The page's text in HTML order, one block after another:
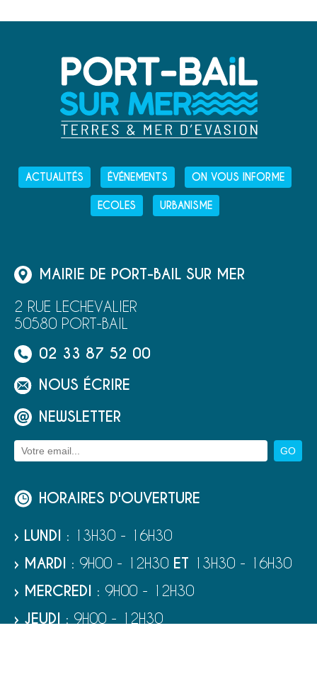
ACTUALITÉS ÉVÉNEMENTS ON VOUS INFORME
ECOLES URBANISME
MAIRIE DE PORT-BAIL SUR MER
2 RUE LECHEVALIER
50580 PORT-BAIL
02 33 87 52 00
NOUS ÉCRIRE
NEWSLETTER
HORAIRES D'OUVERTURE
› LUNDI : 13H30 - 16H30
› MARDI : 9H00 - 12H30 ET 13H30 - 16H30
› MERCREDI : 9H00 - 12H30
› JEUDI : 9H00 - 12H30